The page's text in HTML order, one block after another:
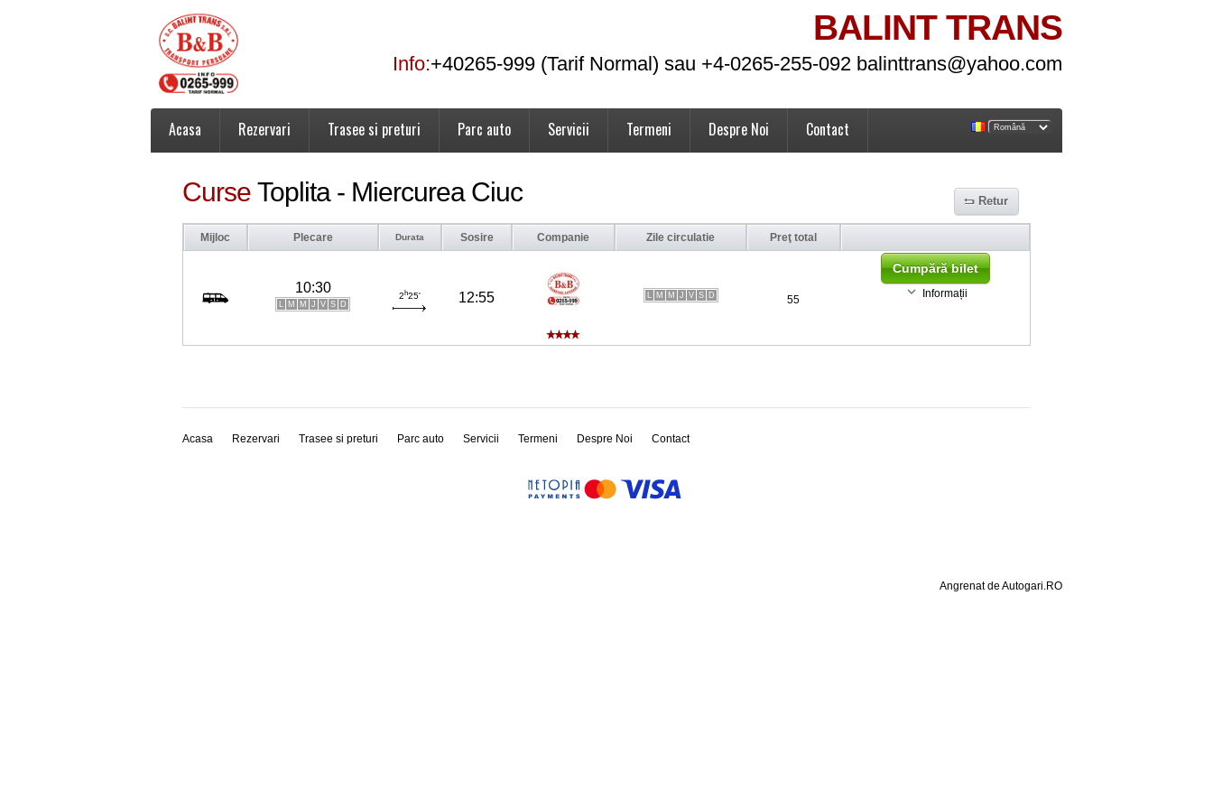
BALINT TRANS
Info:+40265-999 (Tarif Normal) sau +4-0265-255-092 balinttrans@yahoo.com
Acasa Rezervari Trasee si preturi Parc auto Servicii Termeni Despre Noi Contact
Curse Toplita - Miercurea Ciuc Retur
Mijloc Plecare Durata Sosire Companie Zile circulatie Preţ total
10:30
L M M J V S D
2 h25' 12:55 L M M J V S D 55
Cumpără bilet
Informații
Acasa Rezervari Trasee si preturi Parc auto Servicii Termeni Despre Noi Contact
Angrenat de Autogari.RO